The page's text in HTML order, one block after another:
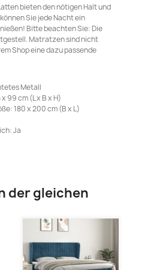
bieten den nötigen Halt und
Sie jede Nacht ein
Bitte beachten Sie: Die
Matratzen sind nicht
Shop eine dazu passende
Metall
99 cm (L x B x H)
180 x 200 cm (B x L)
Ja
der gleichen